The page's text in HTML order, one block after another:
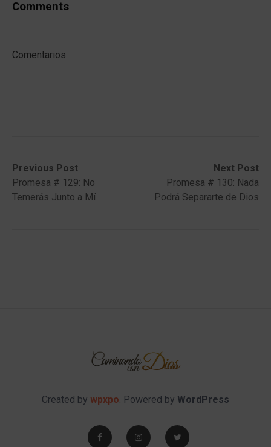
Comments
Comentarios
Post
navigation
Previous Post
Previous
post:Promesa # 129: No
Temerás Junto a Mí
Next Post
Next
post:
Promesa # 130: Nada
Podrá Separarte de Dios
Created by wpxpo . Powered by WordPress